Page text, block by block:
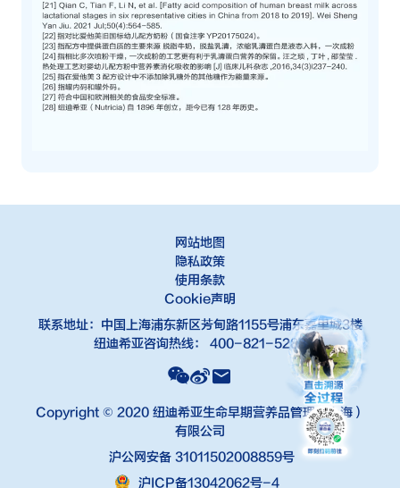
网站地图
隐私政策
使用条款
Cookie声明
联系地址：中国上海浦东新区芳甸路1155号浦东嘉里城3楼
纽迪希亚咨询热线： 400-821-5288
Copyright © 2020 纽迪希亚生命早期营养品管理（上海）
有限公司
沪公网安备 31011502008859号
沪ICP备13042062号-4